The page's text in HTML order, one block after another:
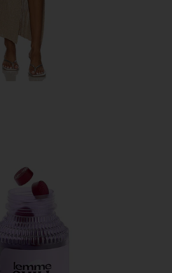
ビタミングミ